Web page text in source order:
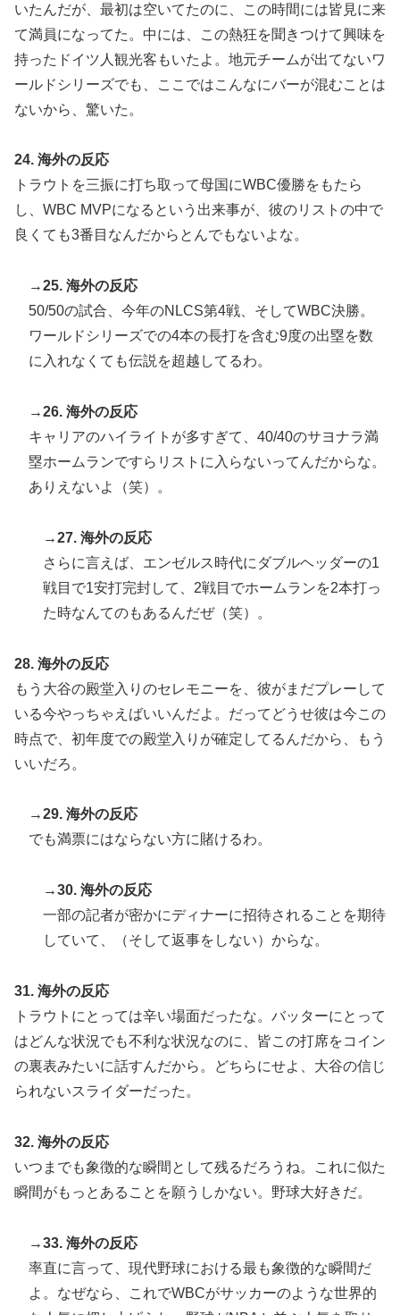
いたんだが、最初は空いてたのに、この時間には皆見に来
て満員になってた。中には、この熱狂を聞きつけて興味を
持ったドイツ人観光客もいたよ。地元チームが出てないワ
ールドシリーズでも、ここではこんなにバーが混むことは
ないから、驚いた。
24. 海外の反応
トラウトを三振に打ち取って母国にWBC優勝をもたら
し、WBC MVPになるという出来事が、彼のリストの中で
良くても3番目なんだからとんでもないよな。
→25. 海外の反応
50/50の試合、今年のNLCS第4戦、そしてWBC決勝。
ワールドシリーズでの4本の長打を含む9度の出塁を数
に入れなくても伝説を超越してるわ。
→26. 海外の反応
キャリアのハイライトが多すぎて、40/40のサヨナラ満
塁ホームランですらリストに入らないってんだからな。
ありえないよ（笑）。
→27. 海外の反応
さらに言えば、エンゼルス時代にダブルヘッダーの1
戦目で1安打完封して、2戦目でホームランを2本打っ
た時なんてのもあるんだぜ（笑）。
28. 海外の反応
もう大谷の殿堂入りのセレモニーを、彼がまだプレーして
いる今やっちゃえばいいんだよ。だってどうせ彼は今この
時点で、初年度での殿堂入りが確定してるんだから、もう
いいだろ。
→29. 海外の反応
でも満票にはならない方に賭けるわ。
→30. 海外の反応
一部の記者が密かにディナーに招待されることを期待
していて、（そして返事をしない）からな。
31. 海外の反応
トラウトにとっては辛い場面だったな。バッターにとって
はどんな状況でも不利な状況なのに、皆この打席をコイン
の裏表みたいに話すんだから。どちらにせよ、大谷の信じ
られないスライダーだった。
32. 海外の反応
いつまでも象徴的な瞬間として残るだろうね。これに似た
瞬間がもっとあることを願うしかない。野球大好きだ。
→33. 海外の反応
率直に言って、現代野球における最も象徴的な瞬間だ
よ。なぜなら、これでWBCがサッカーのような世界的